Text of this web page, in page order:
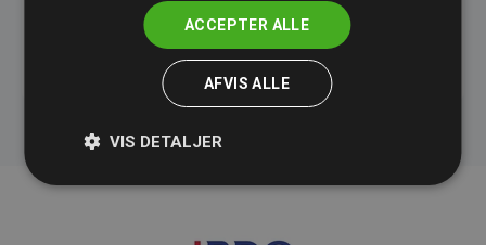
initiativet Websites, der støtter klimaprojekter
ACCEPTER ALLE
AFVIS ALLE
VIS DETALJER